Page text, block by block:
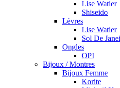
Lise Watier
Shiseido
Lèvres
Lise Watier
Sol De
Ongles
OPI
Bijoux / Montres
Bijoux Femme
Korite